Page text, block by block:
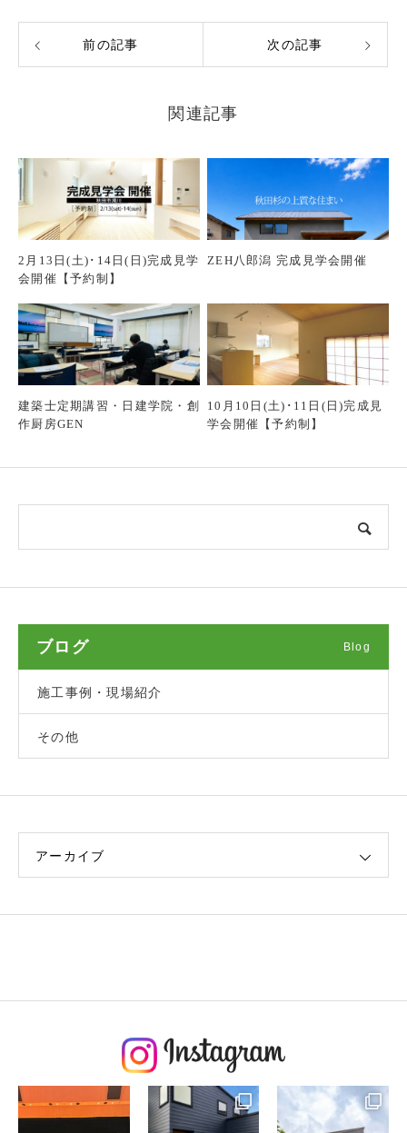
前の記事 次の記事
関連記事
2月13日(土)･14日(日)完成見学
会開催【予約制】
ZEH八郎潟 完成見学会開催
建築士定期講習・日建学院・創
作厨房GEN
10月10日(土)･11日(日)完成見
学会開催【予約制】
ブログ Blog
施工事例・現場紹介
その他
アーカイブ